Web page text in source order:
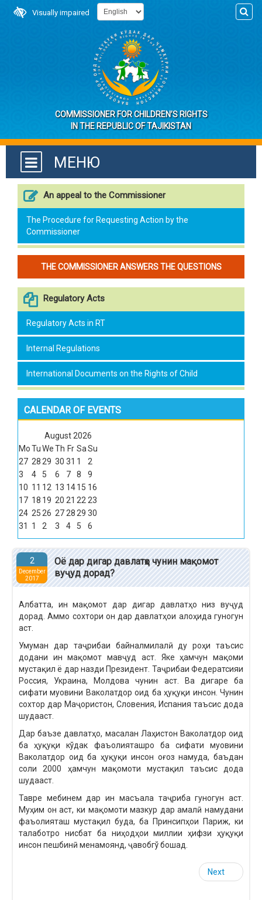
Visually impaired
COMMISSIONER FOR CHILDREN’S RIGHTS
IN THE REPUBLIC OF TAJIKISTAN
МЕНЮ
An appeal to the Commissioner
The Procedure for Requesting Action by the
Commissioner
THE COMMISSIONER ANSWERS THE QUESTIONS
Regulatory Acts
Regulatory Acts in RT
Internal Regulations
International Documents on the Rights of Child
CALENDAR OF EVENTS
August2026
MoTuWeTh Fr SaSu
27 2829 30 31 1
2
3
4 5 6 7 8
9
10 11 12 13 1415 16
17 18 19 20 21 2223
24 2526 272829 30
31
1 2 3 4 5 6
2
December
2017
Оё дар дигар давлатҳо чунин мақомот
вуҷуд дорад?
Албатта, ин мақомот дар дигар давлатҳо низ вуҷуд
дорад. Аммо сохтори он дар давлатҳои алоҳида гуногун
аст.
Умуман дар таҷрибаи байналмилалӣ ду роҳи таъсис
додани ин мақомот мавҷуд аст. Яке ҳамчун мақоми
мустақил ё дар назди Президент. Таҷрибаи Федератсияи
Россия, Украина, Молдова чунин аст. Ва дигаре ба
сифати муовини Ваколатдор оид ба ҳуқуқи инсон. Чунин
сохтор дар Маҷористон, Словения, Испания таъсис дода
шудааст.
Дар баъзе давлатҳо, масалан Лаҳистон Ваколатдор оид
ба ҳуқуқи кўдак фаъолияташро ба сифати муовини
Ваколатдор оид ба ҳуқуқи инсон оғоз намуда, баъдан
соли 2000 ҳамчун мақомоти мустақил таъсис дода
шудааст.
Тавре мебинем дар ин масъала таҷриба гуногун аст.
Муҳим он аст, ки мақомоти мазкур дар амалӣ намудани
фаъолияташ мустақил буда, ба Принсипҳои Париж, ки
талаботро нисбат ба ниҳодҳои миллии ҳифзи ҳуқуқи
инсон пешбинӣ менамоянд, ҷавобгў бошад.
Next